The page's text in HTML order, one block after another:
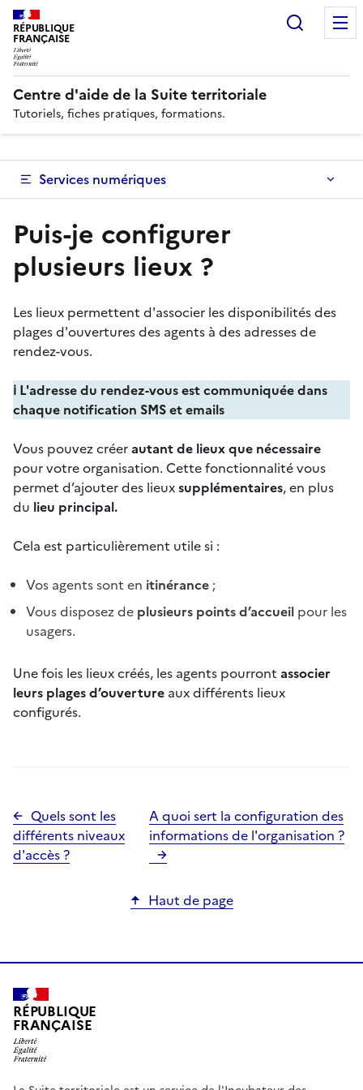
RÉPUBLIQUE
FRANÇAISE
Centre d'aide de la Suite territoriale
Tutoriels, fiches pratiques, formations.
Services numériques
Puis-je configurer
plusieurs lieux ?
Les lieux permettent d'associer les disponibilités des
plages d'ouvertures des agents à des adresses de
rendez-vous.
ℹ️ L'adresse du rendez-vous est communiquée dans
chaque notification SMS et emails
Vous pouvez créerautant de lieux que nécessaire
pour votre organisation. Cette fonctionnalité vous
permet d’ajouter des lieuxsupplémentaires, en plus
du lieu principal.
Cela est particulièrement utile si :
Vos agents sont en itinérance ;
Vous disposez de plusieurs points d’accueil pour les
usagers.
Une fois les lieux créés, les agents pourront associer
leurs plages d’ouverture aux différents lieux
configurés.
Quels sont les
différents niveaux
d'accès ?
A quoi sert la configuration des
informations de l'organisation ?
Haut de page
RÉPUBLIQUE
FRANÇAISE